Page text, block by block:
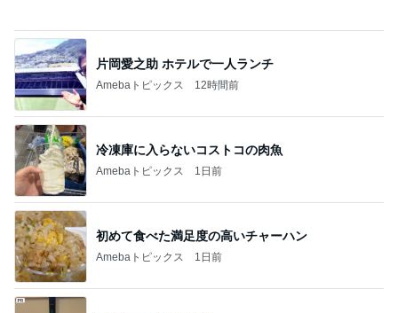
片岡愛之助 ホテルで一人ランチ
Amebaトピックス 12時間前
冷凍庫に入らないコストコの肉魚
Amebaトピックス 1日前
初めて食べた満足度の高いチャーハン
Amebaトピックス 1日前